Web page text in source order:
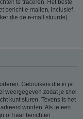
te traceren. Het beste
bericht e-mailen, inclusief
die de e-mail stuurde).
Gebruikers die in je
weergegeven zodat je snel
kunt sturen. Tevens is het
worden. Als je een
of haar berichten